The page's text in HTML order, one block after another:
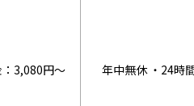
3,080円～ 年中無休 ・24時